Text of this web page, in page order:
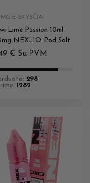
E-SKYSČIAI
Lime Passion 10ml
NEXLIQ Pod Salt
€ Su PVM
298
1282